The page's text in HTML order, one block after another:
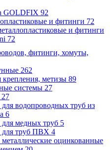
GOLDFIX 92
и фитинги 72
и фитинги
72
фитинги, хомуты,
262
метизы 89
системы 27
27
водопроводных труб из
6
медных труб 5
труб ПВХ 4
оцинкованные